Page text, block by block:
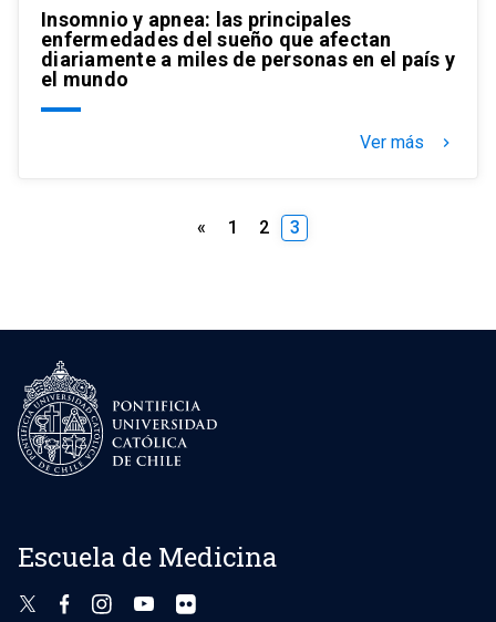
Insomnio y apnea: las principales
enfermedades del sueño que afectan
diariamente a miles de personas en el país y
el mundo
Ver más keyboard_arrow_right
Paginación
« 1 2 3
Escuela de Medicina